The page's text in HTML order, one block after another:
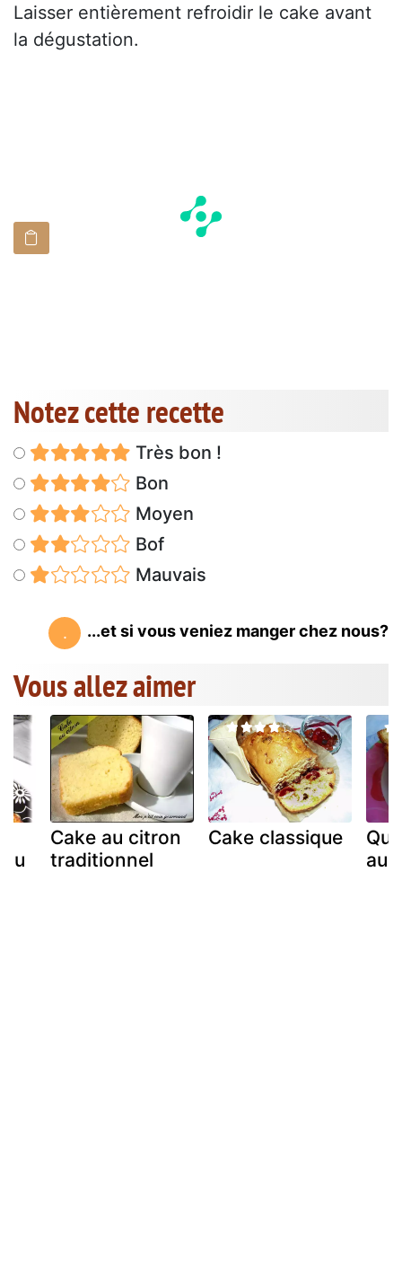
Laisser entièrement refroidir le cake avant
la dégustation.
Notez cette recette
Très bon !
Bon
Moyen
Bof
Mauvais
. ...et si vous veniez manger chez nous?
Vous allez aimer
Cake au citron
traditionnel
Cake classique
au